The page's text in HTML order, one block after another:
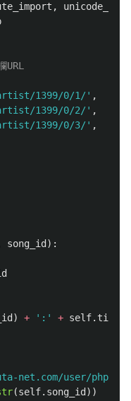
,
1399/0/1/' ,
1399/0/2/' ,
1399/0/3/' ,
song_id ):
) + ' : ' + self. title
net.com/user/phplib/
(self. song_id ))